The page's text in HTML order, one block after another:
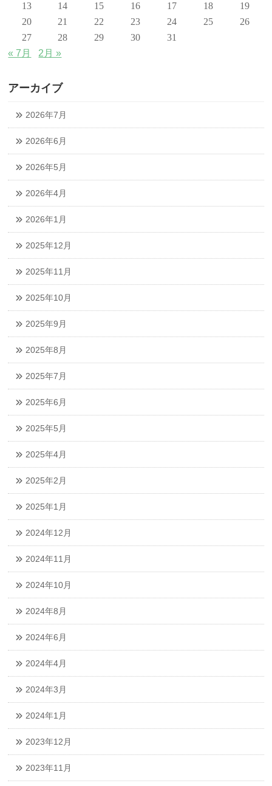
13
14 15 16 17 18
19
20
21 22 23 24 25
26
27
28 29 30
31
« 7月
2月 »
アーカイブ
2026年7月
2026年6月
2026年5月
2026年4月
2026年1月
2025年12月
2025年11月
2025年10月
2025年9月
2025年8月
2025年7月
2025年6月
2025年5月
2025年4月
2025年2月
2025年1月
2024年12月
2024年11月
2024年10月
2024年8月
2024年6月
2024年4月
2024年3月
2024年1月
2023年12月
2023年11月